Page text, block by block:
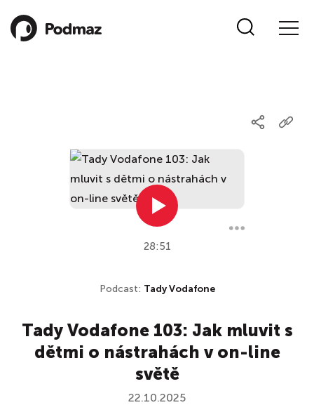
28:51
Podcast: Tady Vodafone
Tady Vodafone 103: Jak mluvit s
dětmi o nástrahách v on-line
světě
22.10.2025